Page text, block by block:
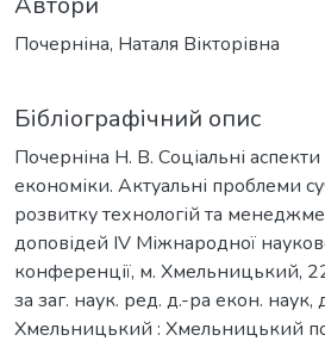
Почерніна, Наталя Вікторівна
Бібліографічний опис
Почерніна Н. В. Соціальні аспекти
економіки. Актуальні проблеми
розвитку технологій та
доповідей IV Міжнародної
конференції, м. Хмельницький,
за заг. наук. ред. д.-ра екон. наук,
Хмельницький : Хмельницький